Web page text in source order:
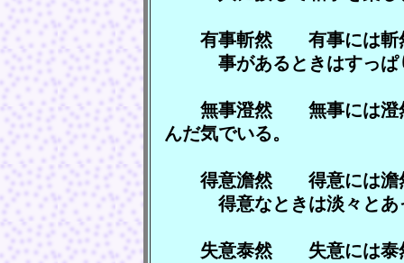
有事斬然 有事には斬
事があるときはすっぱ
無事澄然 無事には澄
んだ気でいる。
得意澹然 得意には澹
得意なときは淡々とあ
失意泰然 失意には泰